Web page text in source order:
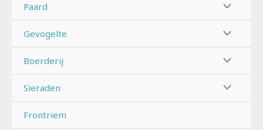
Paard
Gevogelte
Boerderij
Sieraden
Frontriem